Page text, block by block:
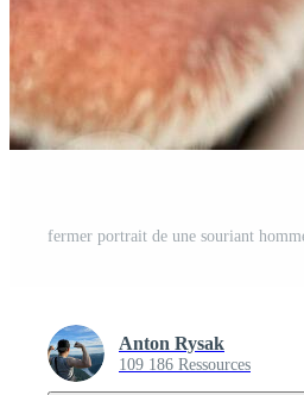
fermer portrait de une souriant
Anton Rysak
109 186 Ressources